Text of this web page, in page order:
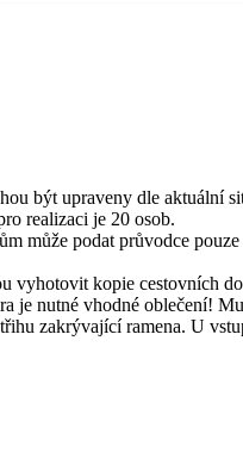
být upraveny dle aktuální
realizaci je 20 osob.
může podat průvodce
vyhotovit kopie cestovních
je nutné vhodné oblečení!
zakrývající ramena. U